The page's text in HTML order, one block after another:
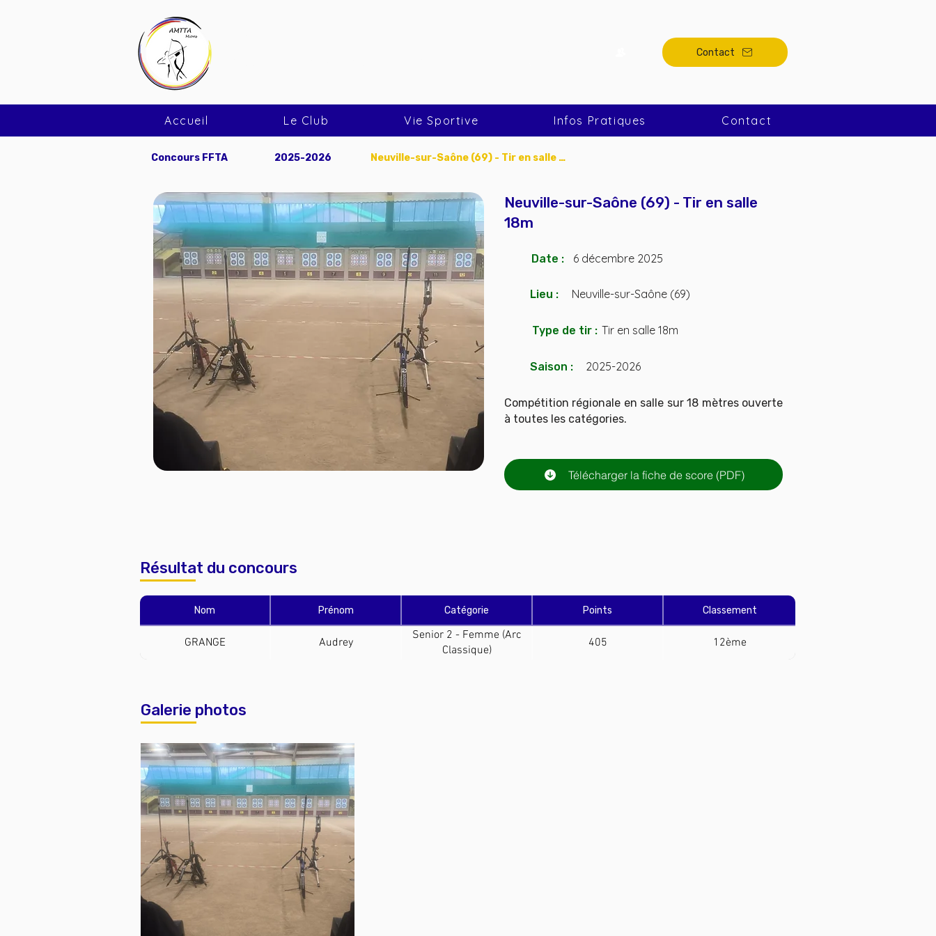
Contact
Accueil Le Club Vie Sportive Infos Pratiques Contact
Concours FFTA 2025-2026 Neuville-sur-Saône (69) - Tir en salle 18m
Neuville-sur-Saône (69) - Tir en salle
18m
Date : 6 décembre 2025
Lieu : Neuville-sur-Saône (69)
Type de tir : Tir en salle 18m
Saison : 2025-2026
Compétition régionale en salle sur 18 mètres ouverte
à toutes les catégories.
Télécharger la fiche de score (PDF)
Résultat du concours
Nom Prénom Catégorie Points Classement
GRANGE Audrey
Senior 2 - Femme (Arc
Classique)
405 12ème
Galerie photos